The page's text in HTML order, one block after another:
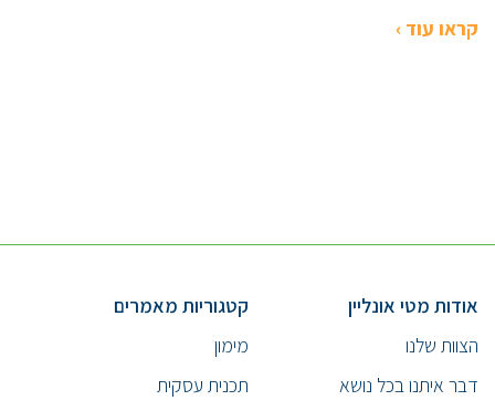
קראו עוד ›
אודות מטי אונליין
הצוות שלנו
דבר איתנו בכל נושא
קטגוריות מאמרים
מימון
תכנית עסקית